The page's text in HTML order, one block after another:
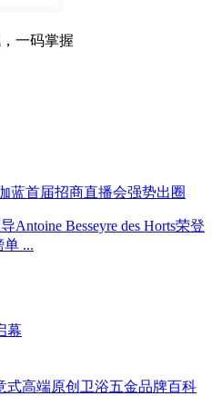
一码掌握
蓝首届招商直播会强势出圈
Antoine Besseyre des Horts荣登
单 ...
幕
式高端原创卫浴五金品牌百科